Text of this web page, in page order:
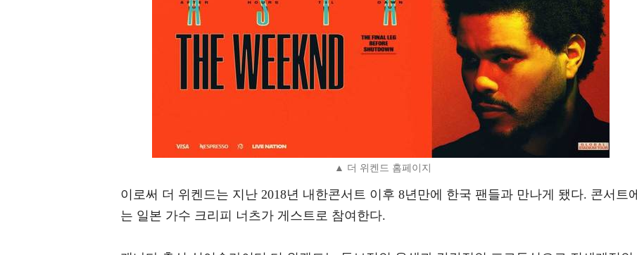
▲ 더 위켄드 홈페이지
이로써 더 위켄드는 지난 2018년 내한콘서트 이후 8년만에 한국 팬들과 만나게 됐다. 콘서트에
는 일본 가수 크리피 너츠가 게스트로 참여한다.